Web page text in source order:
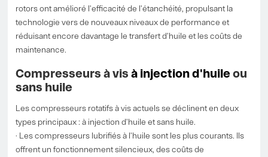
rotors ont amélioré l'efficacité de l'étanchéité, propulsant la
technologie vers de nouveaux niveaux de performance et
réduisant encore davantage le transfert d'huile et les coûts de
maintenance.
Compresseurs à visà injection d'huileou
sans huile
Les compresseurs rotatifs à vis actuels se déclinent en deux
types principaux : à injection d'huile et sans huile.
· Les compresseurs lubrifiés à l'huile sont les plus courants. Ils
offrent un fonctionnement silencieux, des coûts de